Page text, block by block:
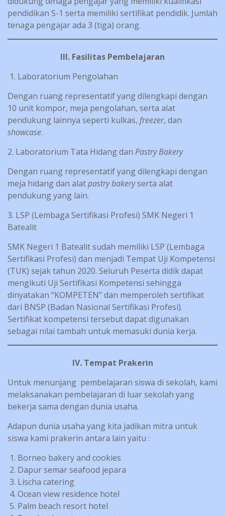
pendidikan S-1 serta memiliki sertifikat pendidik. Jumlah
tenaga pengajar ada 3 (tiga) orang.
III. Fasilitas Pembelajaran
Laboratorium Pengolahan
Dengan ruang representatif yang dilengkapi dengan
10 unit kompor, meja pengolahan, serta alat
pendukung lainnya seperti kulkas, freezer, dan
showcase.
2. Laboratorium Tata Hidang dan Pastry Bakery
Dengan ruang representatif yang dilengkapi dengan
meja hidang dan alatpastry bakeryserta alat
pendukung yang lain.
3. LSP (Lembaga Sertifikasi Profesi) SMK Negeri 1
Batealit
SMK Negeri 1 Batealit sudah memiliki LSP (Lembaga
Sertifikasi Profesi) dan menjadi Tempat Uji Kompetensi
(TUK) sejak tahun 2020. Seluruh Peserta didik dapat
mengikuti Uji Sertifikasi Kompetensi sehingga
dinyatakan “KOMPETEN” dan memperoleh sertifikat
dari BNSP (Badan Nasional Sertifikasi Profesi).
Sertifikat kompetensi tersebut dapat digunakan
sebagai nilai tambah untuk memasuki dunia kerja.
IV. Tempat Prakerin
Untuk menunjang pembelajaran siswa di sekolah, kami
melaksanakan pembelajaran di luar sekolah yang
bekerja sama dengan dunia usaha.
Adapun dunia usaha yang kita jadikan mitra untuk
siswa kami prakerin antara lain yaitu :
Borneo bakery and cookies
Dapur semar seafood jepara
Lischa catering
Ocean view residence hotel
Palm beach resort hotel